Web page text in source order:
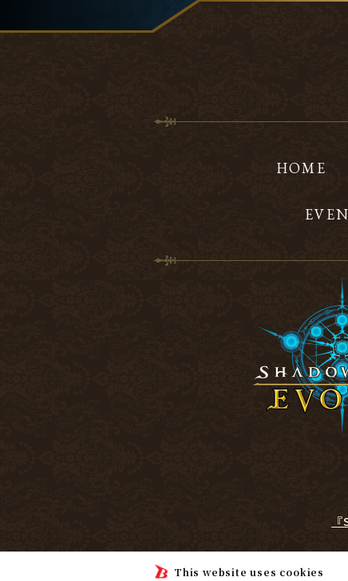
This website uses cookies
HOME